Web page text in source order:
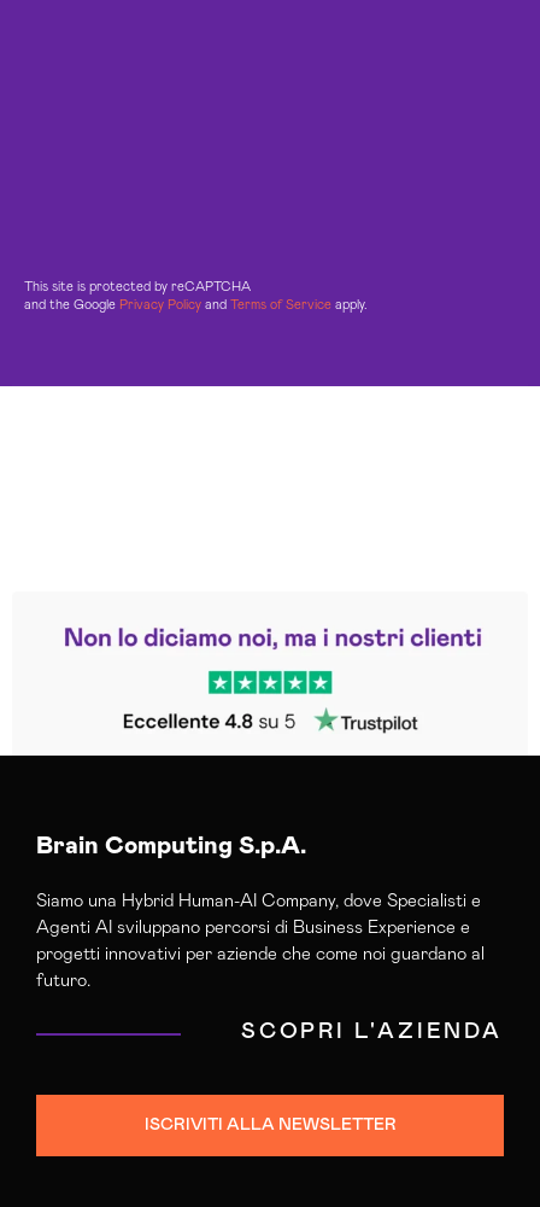
This site is protected by reCAPTCHA
and the Google Privacy Policy and Terms of Service apply.
Trustpilot
Brain Computing S.p.A.
Siamo una Hybrid Human-AI Company, dove Specialisti e
Agenti AI sviluppano percorsi di Business Experience e
progetti innovativi per aziende che come noi guardano al
futuro.
SCOPRI L'AZIENDA
ISCRIVITI ALLA NEWSLETTER